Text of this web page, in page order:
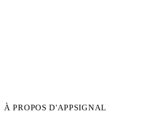
À PROPOS D'APPSIGNAL